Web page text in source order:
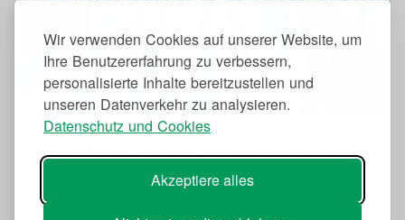
Wir verwenden Cookies auf unserer Website, um
Ihre Benutzererfahrung zu verbessern,
personalisierte Inhalte bereitzustellen und
unseren Datenverkehr zu analysieren.
Datenschutz und Cookies
Akzeptiere alles
Rechenzentren-Hocheffiziente
Kühlung